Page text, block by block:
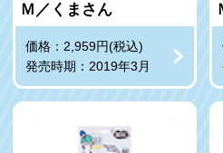
Ｍ／くまさん
価格：2,959円(税込)
発売時期：2019年3月